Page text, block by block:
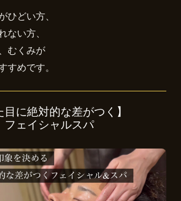
ひどい方、
ない方、
むくみが
すめです。
目に絶対的な差がつく】
フェイシャルスパ